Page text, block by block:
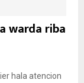
warda riba
hala atencion